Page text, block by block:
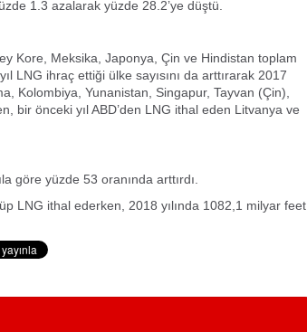
1.3 azalarak yüzde 28.2’ye düştü.
Kore, Meksika, Japonya, Çin ve Hindistan toplam
LNG ihraç ettiği ülke sayısını da arttırarak 2017
Kolombiya, Yunanistan, Singapur, Tayvan (Çin),
bir önceki yıl ABD’den LNG ithal eden Litvanya ve
göre yüzde 53 oranında arttırdı.
LNG ithal ederken, 2018 yılında 1082,1 milyar feet